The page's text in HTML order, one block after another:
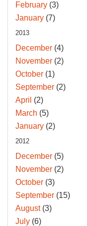
February (3)
January (7)
2013
December (4)
November (2)
October (1)
September (2)
April (2)
March (5)
January (2)
2012
December (5)
November (2)
October (3)
September (15)
August(3)
July (6)